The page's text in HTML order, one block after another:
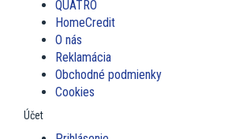
QUATRO
HomeCredit
O nás
Reklamácia
Obchodné podmienky
Cookies
Účet